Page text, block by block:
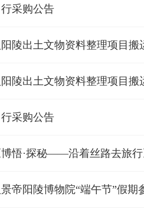
行采购公告
陵出土文物资料整理项目搬
陵出土文物资料整理项目搬
行采购公告
博悟·探秘——沿着丝路去旅
帝阳陵博物院“端午节”假期